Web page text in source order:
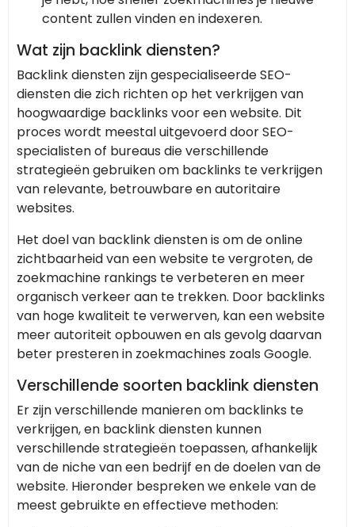
content zullen vinden en indexeren.
Wat zijn backlink diensten?
Backlink diensten zijn gespecialiseerde SEO-
diensten die zich richten op het verkrijgen van
hoogwaardige backlinks voor een website. Dit
proces wordt meestal uitgevoerd door SEO-
specialisten of bureaus die verschillende
strategieën gebruiken om backlinks te verkrijgen
van relevante, betrouwbare en autoritaire
websites.
Het doel van backlink diensten is om de online
zichtbaarheid van een website te vergroten, de
zoekmachine rankings te verbeteren en meer
organisch verkeer aan te trekken. Door backlinks
van hoge kwaliteit te verwerven, kan een website
meer autoriteit opbouwen en als gevolg daarvan
beter presteren in zoekmachines zoals Google.
Verschillende soorten backlink diensten
Er zijn verschillende manieren om backlinks te
verkrijgen, en backlink diensten kunnen
verschillende strategieën toepassen, afhankelijk
van de niche van een bedrijf en de doelen van de
website. Hieronder bespreken we enkele van de
meest gebruikte en effectieve methoden: